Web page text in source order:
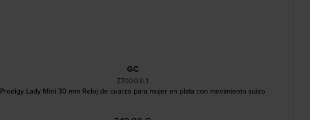
GC
Z70003L1
Prodigy Lady Mini 30 mm Reloj de cuarzo para mujer en plata con movimiento suizo